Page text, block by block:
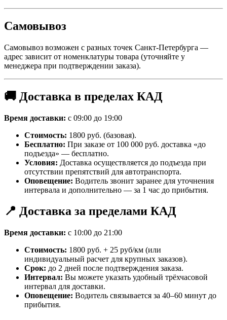
Самовывоз
Самовывоз возможен с разных точек Санкт-Петербурга —
адрес зависит от номенклатуры товара (уточняйте у
менеджера при подтверждении заказа).
🚚 Доставка в пределах КАД
Время доставки: с 09:00 до 19:00
Стоимость: 1800 руб. (базовая).
Бесплатно: При заказе от 100 000 руб. доставка «до
подъезда» — бесплатно.
Условия: Доставка осуществляется до подъезда при
отсутствии препятствий для автотранспорта.
Оповещение: Водитель звонит заранее для уточнения
интервала и дополнительно — за 1 час до прибытия.
📍 Доставка за пределами КАД
Время доставки: с 10:00 до 21:00
Стоимость: 1800 руб. + 25 руб/км (или
индивидуальный расчет для крупных заказов).
Срок: до 2 дней после подтверждения заказа.
Интервал: Вы можете указать удобный трёхчасовой
интервал для доставки.
Оповещение: Водитель связывается за 40–60 минут до
прибытия.